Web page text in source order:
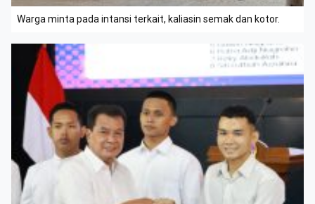
Warga minta pada intansi terkait, kaliasin semak dan kotor.